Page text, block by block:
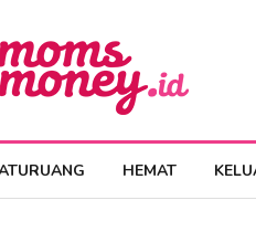
HEMAT